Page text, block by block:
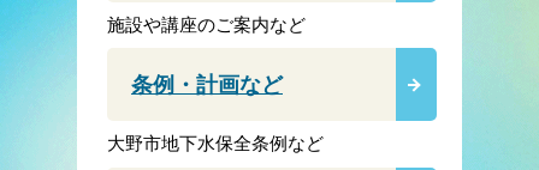
施設や講座のご案内など
条例・計画など
大野市地下水保全条例など